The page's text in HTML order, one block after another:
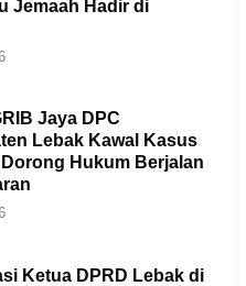
Jemaah Hadir di
Jaya DPC
Lebak Kawal Kasus
Hukum Berjalan
Ketua DPRD Lebak di